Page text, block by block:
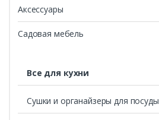
Аксессуары
Садовая мебель
Все для кухни
Сушки и органайзеры для посуды